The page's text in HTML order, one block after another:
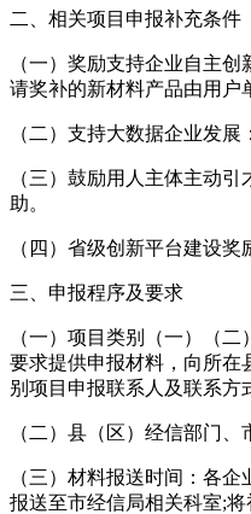
二、相关项目申报补充条件
（一）奖励支持企业自主
请奖补的新材料产品由用户
（二）支持大数据企业发
（三）鼓励用人主体主动
助。
（四）省级创新平台建设
三、申报程序及要求
（一）项目类别（一）（
要求提供申报材料，向所在
别项目申报联系人及联系方
（二）县（区）经信部门
（三）材料报送时间：各
报送至市经信局相关科室;